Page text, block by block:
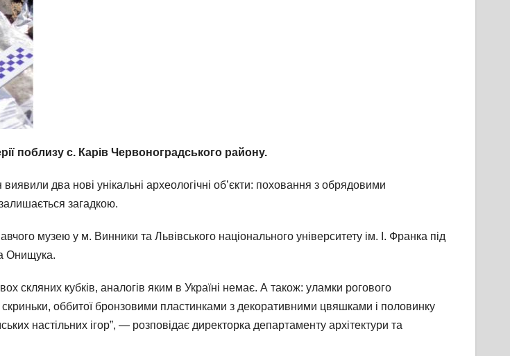
поблизу с. Карів Червоноградського району.
два нові унікальні археологічні об’єкти: поховання з обрядовими
загадкою.
музею у м. Винники та Львівського національного університету ім. І. Франка під
Онищука.
скляних кубків, аналогів яким в Україні немає. А також: уламки рогового
оббитої бронзовими пластинками з декоративними цвяшками і половинку
настільних ігор”, — розповідає директорка департаменту архітектури та